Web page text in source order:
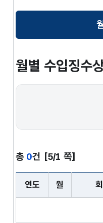
월별 수입징수
총 0건 [5/1 쪽]
월별 수입징수상황 - 연
연도 월 회